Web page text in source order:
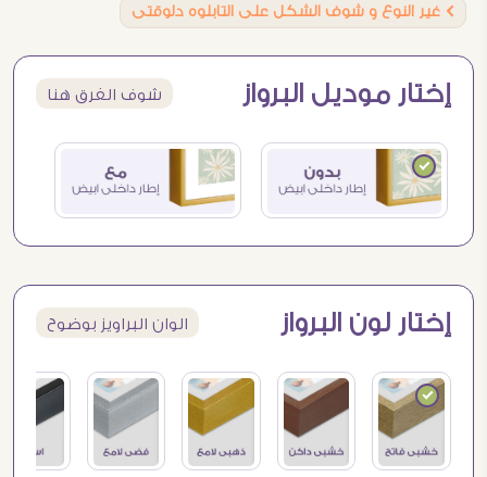
Ö غير النوع و شوف الشكل على التابلوه دلوقتى
إختار موديل البرواز شوف الفرق هنا
إختار لون البرواز الوان البراويز بوضوح